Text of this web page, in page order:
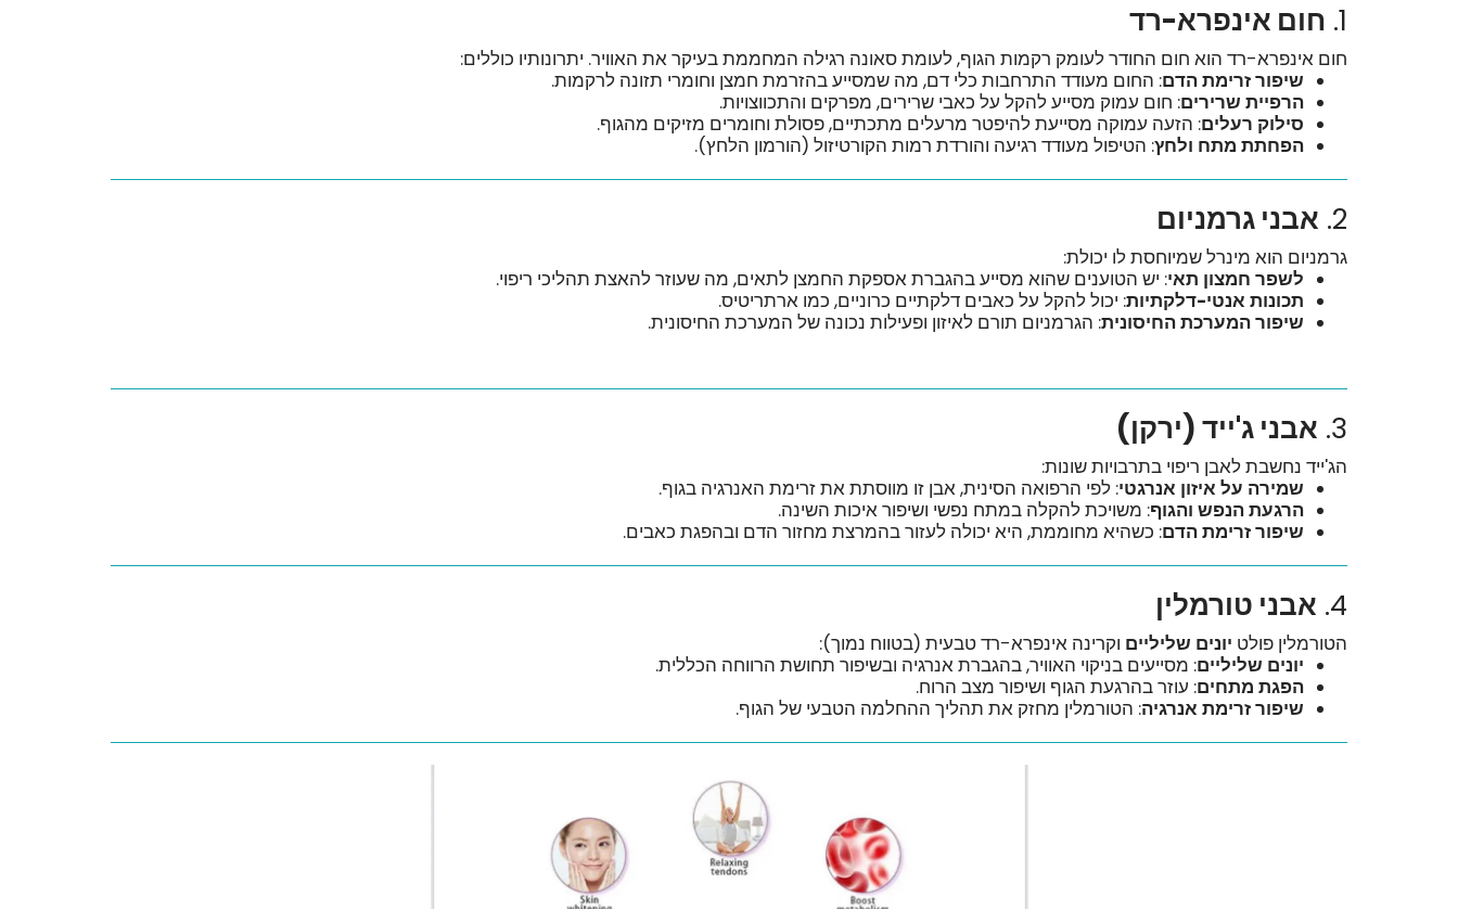
1. חום אינפרא-רד
חום אינפרא-רד הוא חום החודר לעומק רקמות הגוף, לעומת סאונה רגילה המחממת בעיקר את האוויר. יתרונותיו כוללים:
שיפור זרימת הדם: החום מעודד התרחבות כלי דם, מה שמסייע בהזרמת חמצן וחומרי תזונה לרקמות.
הרפיית שרירים: חום עמוק מסייע להקל על כאבי שרירים, מפרקים והתכווצויות.
סילוק רעלים: הזעה עמוקה מסייעת להיפטר מרעלים מתכתיים, פסולת וחומרים מזיקים מהגוף.
הפחתת מתח ולחץ: הטיפול מעודד רגיעה והורדת רמות הקורטיזול (הורמון הלחץ).
2. אבני גרמניום
גרמניום הוא מינרל שמיוחסת לו יכולת:
לשפר חמצון תאי: יש הטוענים שהוא מסייע בהגברת אספקת החמצן לתאים, מה שעוזר להאצת תהליכי ריפוי.
תכונות אנטי-דלקתיות: יכול להקל על כאבים דלקתיים כרוניים, כמו ארתריטיס.
שיפור המערכת החיסונית: הגרמניום תורם לאיזון ופעילות נכונה של המערכת החיסונית.
3. אבני ג'ייד (ירקן)
הג'ייד נחשבת לאבן ריפוי בתרבויות שונות:
שמירה על איזון אנרגטי: לפי הרפואה הסינית, אבן זו מווסתת את זרימת האנרגיה בגוף.
הרגעת הנפש והגוף: משויכת להקלה במתח נפשי ושיפור איכות השינה.
שיפור זרימת הדם: כשהיא מחוממת, היא יכולה לעזור בהמרצת מחזור הדם ובהפגת כאבים.
4. אבני טורמלין
הטורמלין פולט יונים שליליים וקרינה אינפרא-רד טבעית (בטווח נמוך):
יונים שליליים: מסייעים בניקוי האוויר, בהגברת אנרגיה ובשיפור תחושת הרווחה הכללית.
הפגת מתחים: עוזר בהרגעת הגוף ושיפור מצב הרוח.
שיפור זרימת אנרגיה: הטורמלין מחזק את תהליך ההחלמה הטבעי של הגוף.